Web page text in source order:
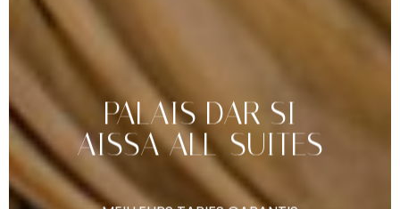
PALAIS DAR SI
AISSA ALL-SUITES